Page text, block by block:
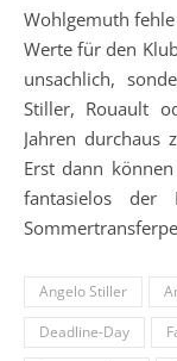
Wohlgemuth
Werte für den
unsachlich,
Stiller, Rouault
Jahren durchaus
Erst dann
fantasielos der
Angelo Stiller
Deadline-Day